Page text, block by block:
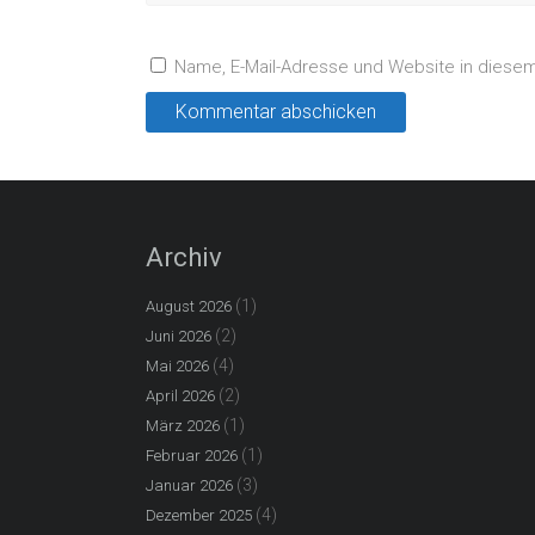
Name, E-Mail-Adresse und Website in
Archiv
August 2026 (1)
Juni 2026 (2)
Mai 2026 (4)
April 2026 (2)
März 2026 (1)
Februar 2026 (1)
Januar 2026 (3)
Dezember 2025 (4)